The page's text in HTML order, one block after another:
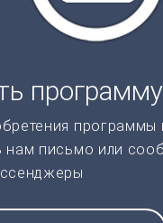
программу
нам письмо или